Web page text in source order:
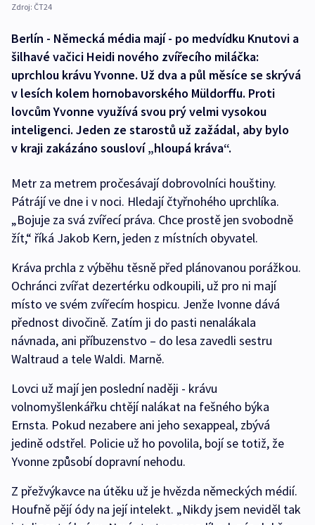
Zdroj: ČT24
Berlín - Německá média mají - po medvídku Knutovi a
šilhavé vačici Heidi nového zvířecího miláčka:
uprchlou krávu Yvonne. Už dva a půl měsíce se skrývá
v lesích kolem hornobavorského Müldorffu. Proti
lovcům Yvonne využívá svou prý velmi vysokou
inteligenci. Jeden ze starostů už zažádal, aby bylo
v kraji zakázáno sousloví „hloupá kráva“.
Metr za metrem pročesávají dobrovolníci houštiny.
Pátrájí ve dne i v noci. Hledají čtyřnohého uprchlíka.
„Bojuje za svá zvířecí práva. Chce prostě jen svobodně
žít,“ říká Jakob Kern, jeden z místních obyvatel.
Kráva prchla z výběhu těsně před plánovanou porážkou.
Ochránci zvířat dezertérku odkoupili, už pro ni mají
místo ve svém zvířecím hospicu. Jenže Ivonne dává
přednost divočině. Zatím ji do pasti nenalákala
návnada, ani příbuzenstvo – do lesa zavedli sestru
Waltraud a tele Waldi. Marně.
Lovci už mají jen poslední naději - krávu
volnomyšlenkářku chtějí nalákat na fešného býka
Ernsta. Pokud nezabere ani jeho sexappeal, zbývá
jedině odstřel. Policie už ho povolila, bojí se totiž, že
Yvonne způsobí dopravní nehodu.
Z přežvýkavce na útěku už je hvězda německých médií.
Houfně pějí ódy na její intelekt. „Nikdy jsem neviděl tak